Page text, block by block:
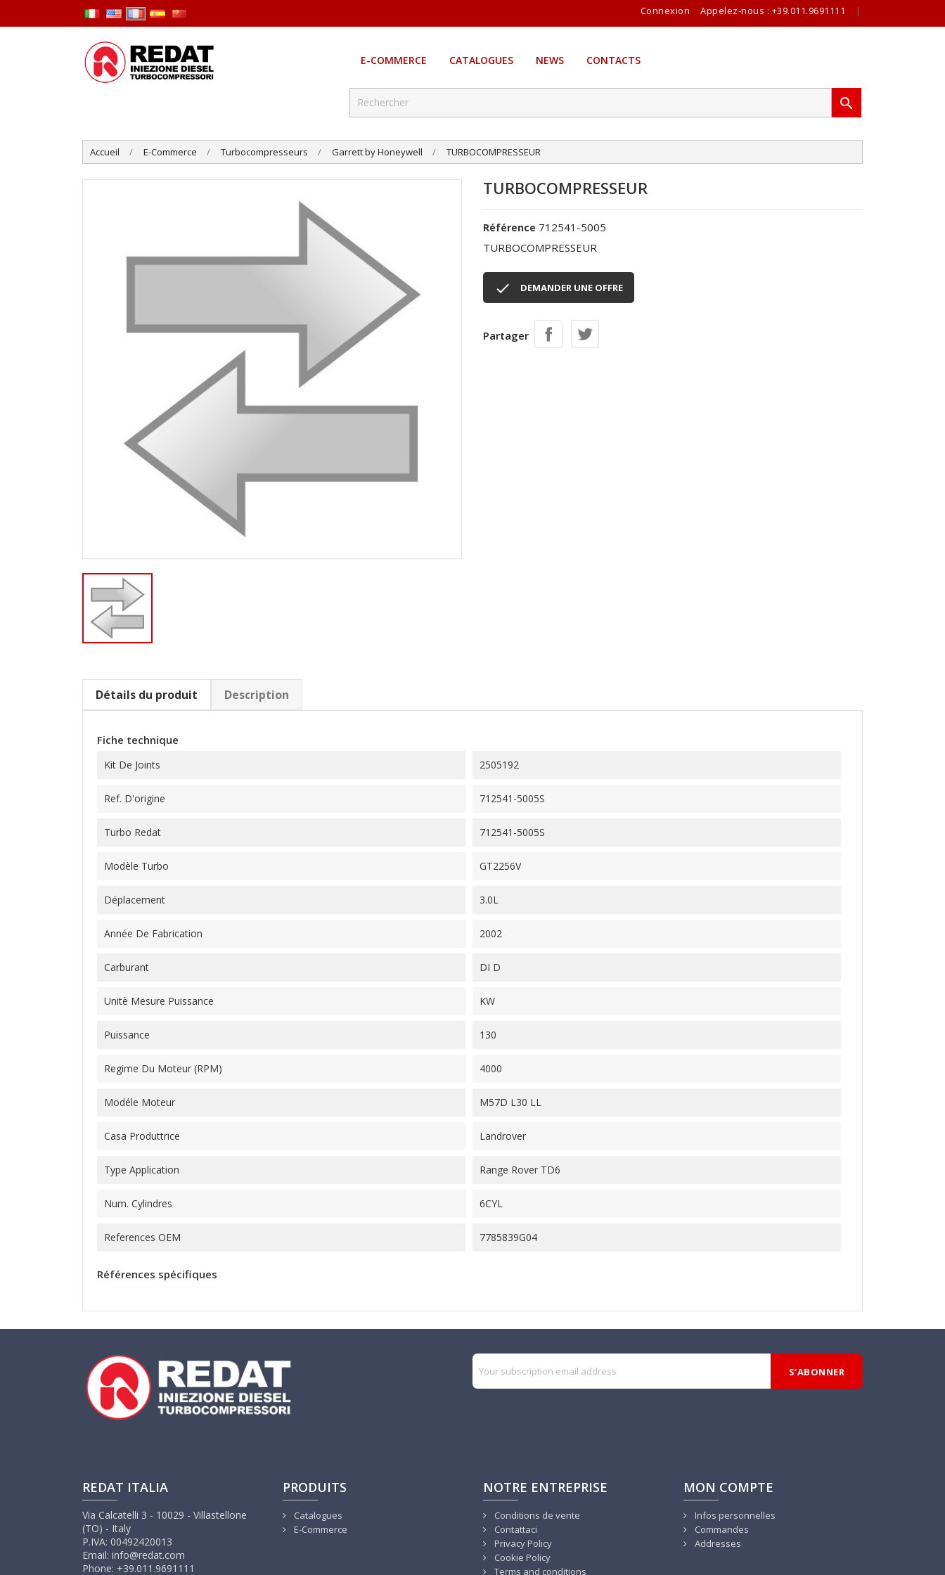
Connexion Appelez-nous : +39.011.9691111 |
E-COMMERCE CATALOGUES NEWS CONTACTS

Accueil E-Commerce Turbocompresseurs Garrett by Honeywell TURBOCOMPRESSEUR
TURBOCOMPRESSEUR
Référence 712541-5005
TURBOCOMPRESSEUR
 DEMANDER UNE OFFRE
Partager
Détails du produit Description
Fiche technique
Kit De Joints 2505192
Ref. D'origine 712541-5005S
Turbo Redat 712541-5005S
Modèle Turbo GT2256V
Déplacement 3.0L
Année De Fabrication 2002
Carburant DI D
Unitè Mesure Puissance KW
Puissance 130
Regime Du Moteur (RPM) 4000
Modéle Moteur M57D L30 LL
Casa Produttrice Landrover
Type Application Range Rover TD6
Num. Cylindres 6CYL
References OEM 7785839G04
Références spécifiques
REDAT ITALIA
Via Calcatelli 3 - 10029 - Villastellone
(TO) - Italy
P.IVA: 00492420013
Email: info@redat.com
Phone: +39.011.9691111
PRODUITS
Catalogues
E-Commerce
NOTRE ENTREPRISE
Conditions de vente
Contattaci
Privacy Policy
Cookie Policy
Terms and conditions
MON COMPTE
Infos personnelles
Commandes
Addresses